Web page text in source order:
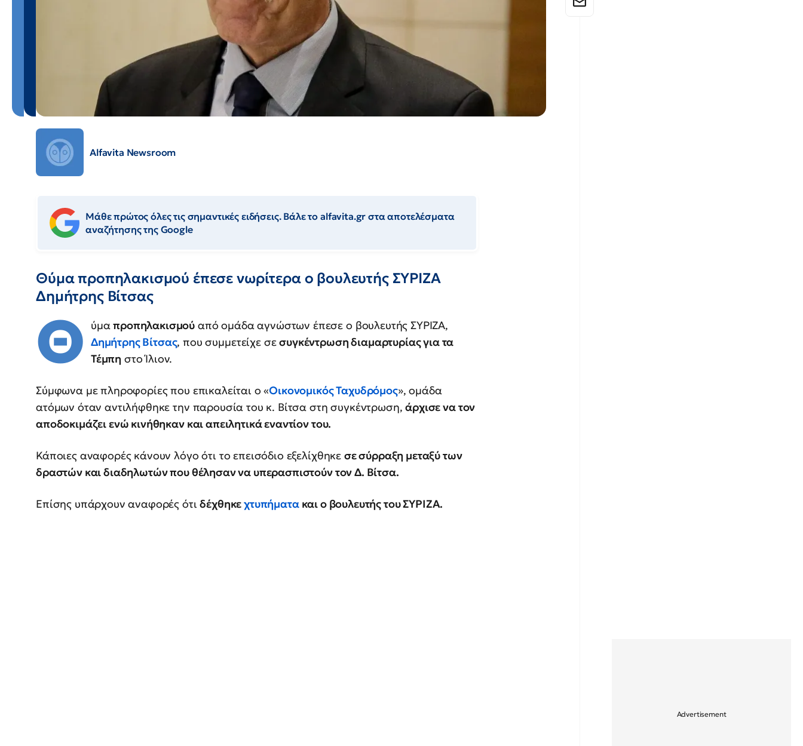
Alfavita Newsroom
Μάθε πρώτος όλες τις σημαντικές ειδήσεις. Βάλε το alfavita.gr στα αποτελέσματα
αναζήτησης της Google
Θύμα προπηλακισμού έπεσε νωρίτερα ο βουλευτής ΣΥΡΙΖΑ
Δημήτρης Βίτσας
Θ ύμαπροπηλακισμού από ομάδα αγνώστων έπεσε ο βουλευτής ΣΥΡΙΖΑ,
Δημήτρης Βίτσας, που συμμετείχε σεσυγκέντρωση διαμαρτυρίας για τα
Τέμπη στο Ίλιον.
Σύμφωνα με πληροφορίες που επικαλείται ο «Οικονομικός Ταχυδρόμος», ομάδα
ατόμων όταν αντιλήφθηκε την παρουσία του κ. Βίτσα στη συγκέντρωση,άρχισε να τον
αποδοκιμάζει ενώ κινήθηκαν και απειλητικά εναντίον του.
Κάποιες αναφορές κάνουν λόγο ότι το επεισόδιο εξελίχθηκε σε σύρραξη μεταξύ των
δραστών και διαδηλωτών που θέλησαν να υπερασπιστούν τον Δ. Βίτσα.
Επίσης υπάρχουν αναφορές ότιδέχθηκεχτυπήματακαι ο βουλευτής του ΣΥΡΙΖΑ.